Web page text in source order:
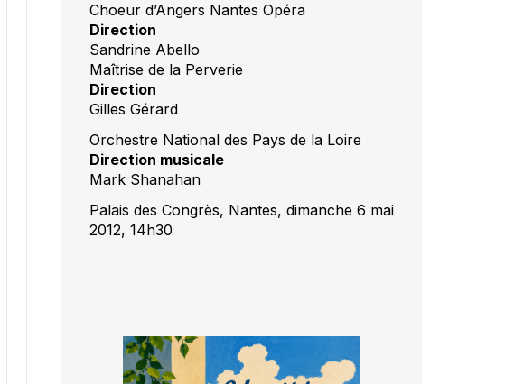
Choeur d’Angers Nantes Opéra
Direction
Sandrine Abello
Maîtrise de la Perverie
Direction
Gilles Gérard
Orchestre National des Pays de la Loire
Direction musicale
Mark Shanahan
Palais des Congrès, Nantes, dimanche 6 mai
2012, 14h30